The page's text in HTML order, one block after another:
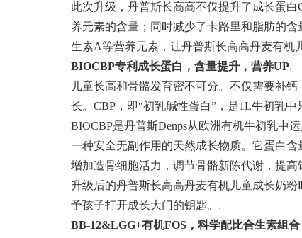
此次升级，丹普斯长高高不仅提升了成长蛋
养元素的含量；同时减少了卡路里和脂肪的
生素A等营养元素，让丹普斯长高高丹麦有机
BIOCBP专利成长蛋白，含量提升，营养UP,
儿童长高和骨骼发育密不可分。不仅需要补
长。CBP，即“初乳碱性蛋白”，是1L牛初乳
BIOCBP是丹普斯Denps从欧洲有机牛初乳中
一种安全无副作用的天然成长物质。它蛋白
增加造骨细胞活力，调节骨骼新陈代谢，提
升级后的丹普斯长高高丹麦有机儿童成长奶粉
予孩子打开成长大门的钥匙。 ,
BB-12&LGG+有机FOS ，科学配比合生素组